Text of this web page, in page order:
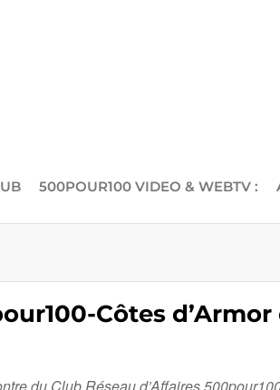
500POUR100 VIDEO & WEBTV :
Côtes